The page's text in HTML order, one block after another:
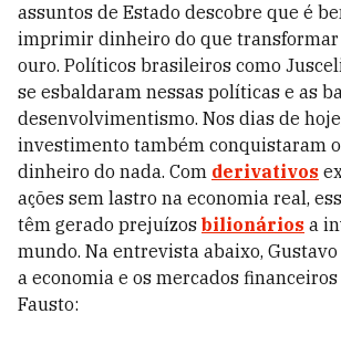
assuntos de Estado descobre que é
imprimir dinheiro do que transformar
ouro. Políticos brasileiros como
se esbaldaram nessas políticas e as
desenvolvimentismo. Nos dias de
investimento também conquistaram
dinheiro do nada. Com derivativos
ações sem lastro na economia real,
têm gerado prejuízos bilionários a
mundo. Na entrevista abaixo,
a economia e os mercados
Fausto: